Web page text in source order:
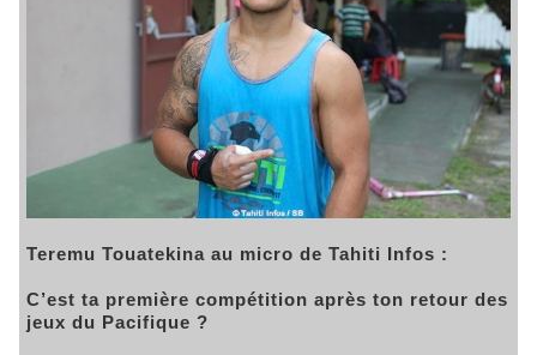
Teremu Touatekina au micro de Tahiti Infos :
C’est ta première compétition après ton retour des
jeux du Pacifique ?